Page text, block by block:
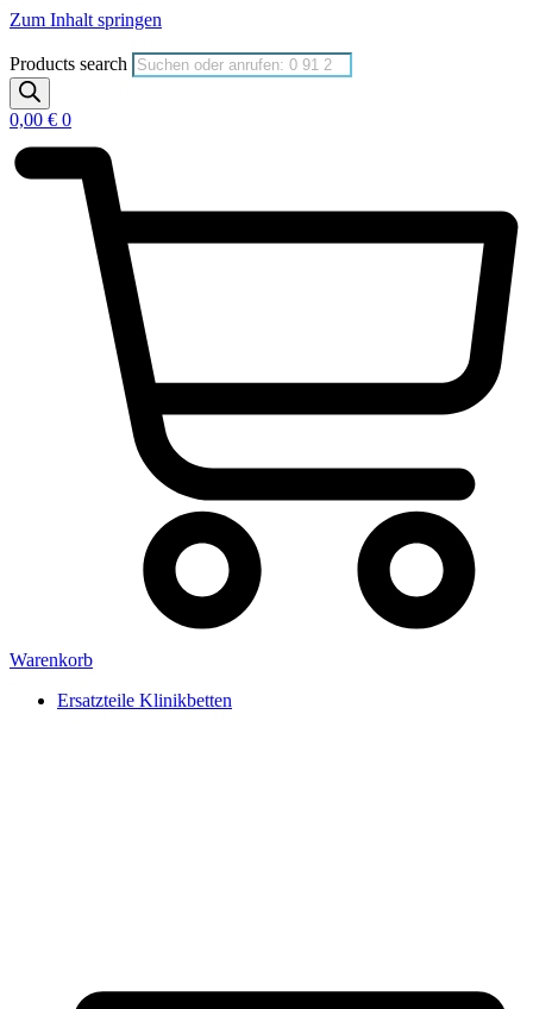
Zum Inhalt springen
Products search
0,00 € 0
Warenkorb
Ersatzteile Klinikbetten